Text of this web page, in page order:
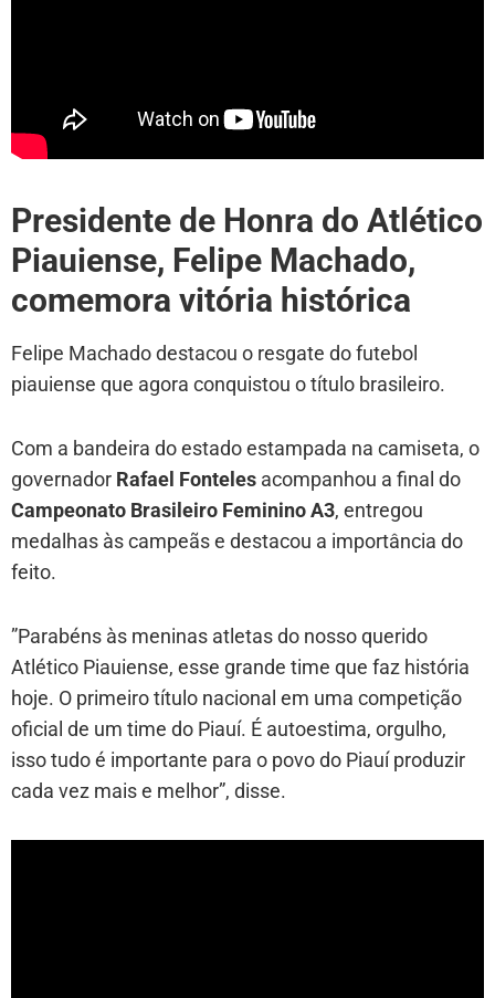
Presidente de Honra do Atlético
Piauiense, Felipe Machado,
comemora vitória histórica
Felipe Machado destacou o resgate do futebol
piauiense que agora conquistou o título brasileiro.
Com a bandeira do estado estampada na camiseta, o
governador Rafael Fonteles acompanhou a final do
Campeonato Brasileiro Feminino A3, entregou
medalhas às campeãs e destacou a importância do
feito.
”Parabéns às meninas atletas do nosso querido
Atlético Piauiense, esse grande time que faz história
hoje. O primeiro título nacional em uma competição
oficial de um time do Piauí. É autoestima, orgulho,
isso tudo é importante para o povo do Piauí produzir
cada vez mais e melhor”, disse.